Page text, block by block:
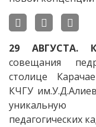
29 АВГУСТА.
совещания
столице
КЧГУ
уникальную
педагогических